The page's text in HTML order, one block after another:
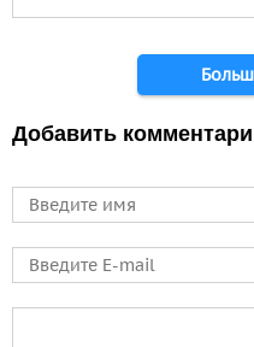
Добавить
Имя
E-mail